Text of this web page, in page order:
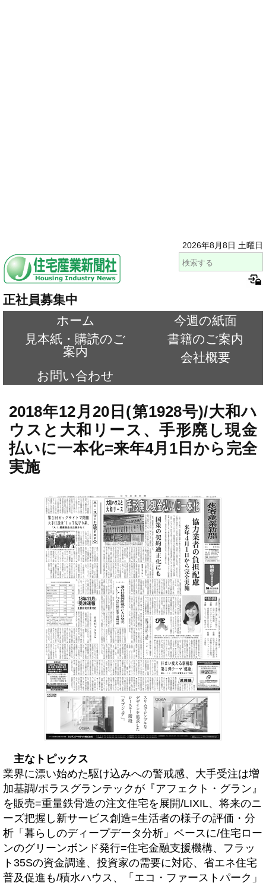
2026年8月8日 土曜日
正社員募集中
ホーム
今週の紙面
見本紙・購読のご
案内
書籍のご案内
会社概要
お問い合わせ
2018年12月20日(第1928号)/大和ハ
ウスと大和リース、手形廃し現金
払いに一本化=来年4月1日から完全
実施
主なトピックス
業界に漂い始めた駆け込みへの警戒感、大手受注は増
加基調/ポラスグランテックが『アフェクト・グラン』
を販売=重量鉄骨造の注文住宅を展開/LIXIL、将来のニ
ーズ把握し新サービス創造=生活者の様子の評価・分
析「暮らしのディープデータ分析」ベースに/住宅ロー
ンのグリーンボンド発行=住宅金融支援機構、フラッ
ト35Sの資金調達、投資家の需要に対応、省エネ住宅
普及促進も/積水ハウス、「エコ・ファーストパーク」